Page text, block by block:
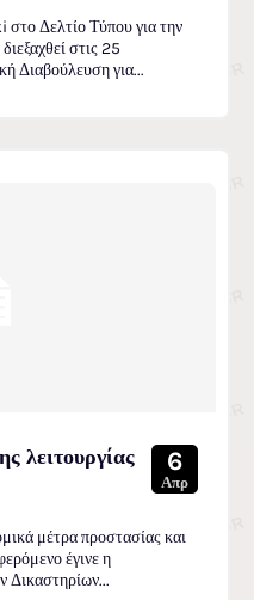
Δελτίο Τύπου για την
στις 25
Διαβούλευση για...
λειτουργίας
6
Απρ
μέτρα προστασίας και
έγινε η
Δικαστηρίων...